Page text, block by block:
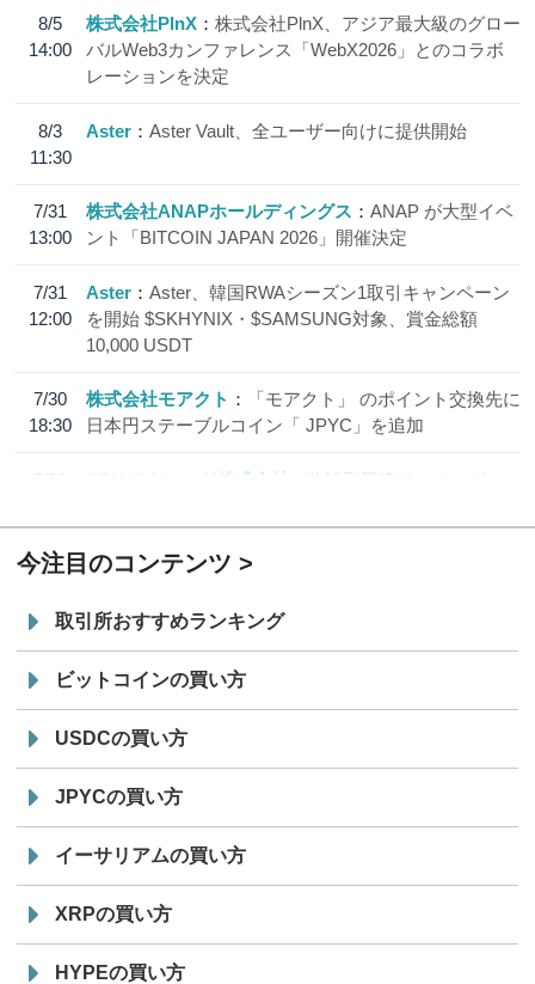
8/5
14:00
株式会社PlnX
株式会社PlnX、アジア最大級のグロー
バルWeb3カンファレンス「WebX2026」とのコラボ
レーションを決定
8/3
11:30
Aster Aster Vault、全ユーザー向けに提供開始
7/31
13:00
株式会社ANAPホールディングス
ANAP が大型イベ
ント「BITCOIN JAPAN 2026」開催決定
7/31
12:00
Aster
Aster、韓国RWAシーズン1取引キャンペーン
を開始 $SKHYNIX・$SAMSUNG対象、賞金総額
10,000 USDT
7/30
18:30
株式会社モアクト
「モアクト」 のポイント交換先に
日本円ステーブルコイン「 JPYC」を追加
7/29
SBI VCトレード株式会社
信託型円建てステーブル
今注目のコンテンツ
取引所おすすめランキング
ビットコインの買い方
USDCの買い方
JPYCの買い方
イーサリアムの買い方
XRPの買い方
HYPEの買い方